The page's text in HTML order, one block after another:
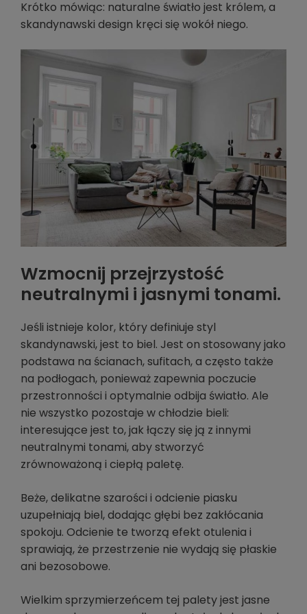
Krótko mówiąc: naturalne światło jest królem, a
skandynawski design kręci się wokół niego.
Wzmocnij przejrzystość
neutralnymi i jasnymi tonami.
Jeśli istnieje kolor, który definiuje styl
skandynawski, jest to biel. Jest on stosowany jako
podstawa na ścianach, sufitach, a często także
na podłogach, ponieważ zapewnia poczucie
przestronności i optymalnie odbija światło. Ale
nie wszystko pozostaje w chłodzie bieli:
interesujące jest to, jak łączy się ją z innymi
neutralnymi tonami, aby stworzyć
zrównoważoną i ciepłą paletę.
Beże, delikatne szarości i odcienie piasku
uzupełniają biel, dodając głębi bez zakłócania
spokoju. Odcienie te tworzą efekt otulenia i
sprawiają, że przestrzenie nie wydają się płaskie
ani bezosobowe.
Wielkim sprzymierzeńcem tej palety jest jasne